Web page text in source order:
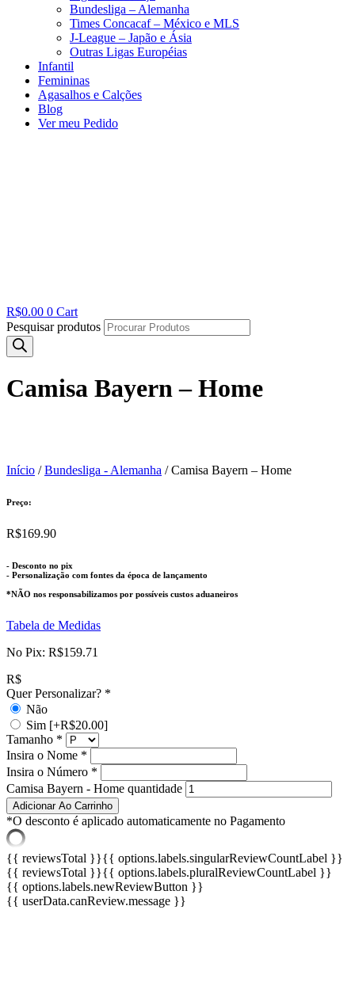
Bundesliga – Alemanha
Times Concacaf – México e MLS
J-League – Japão e Ásia
Outras Ligas Européias
Infantil
Femininas
Agasalhos e Calções
Blog
Ver meu Pedido
R$0.00 0 Cart
Pesquisar produtos
Camisa Bayern – Home
Início /Bundesliga - Alemanha / Camisa Bayern – Home
Preço:
R$169.90
- Desconto no pix
- Personalização com fontes da época de lançamento
*NÃO nos responsabilizamos por possíveis custos aduaneiros
Tabela de Medidas
No Pix: R$159.71
R$
Quer Personalizar? *
Não
Sim [+R$20.00]
Tamanho *
Insira o Nome *
Insira o Número *
Camisa Bayern - Home quantidade
Adicionar Ao Carrinho
*O desconto é aplicado automaticamente no Pagamento
{{ reviewsTotal }}{{ options.labels.singularReviewCountLabel }}
{{ reviewsTotal }}{{ options.labels.pluralReviewCountLabel }}
{{ options.labels.newReviewButton }}
{{ userData.canReview.message }}